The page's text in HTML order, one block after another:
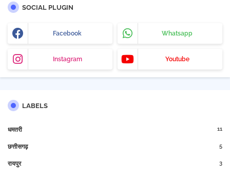
SOCIAL PLUGIN
Facebook Whatsapp
Instagram Youtube
LABELS
धमतरी 11
छत्तीसगढ़ 5
रायपुर 3